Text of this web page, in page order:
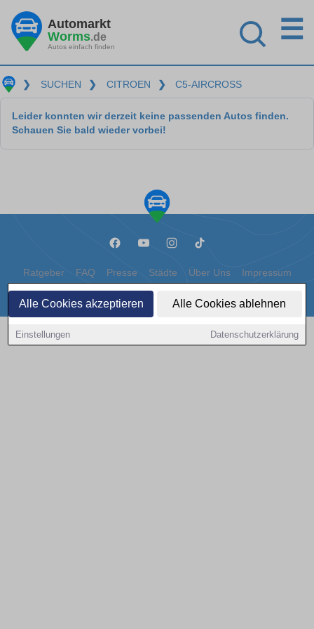
Alle Cookies akzeptieren Alle Cookies ablehnen
Einstellungen Datenschutzerklärung
Automarkt
Worms.de
Autos einfach finden
☰
❯ SUCHEN ❯ CITROEN ❯ C5-AIRCROSS
Leider konnten wir derzeit keine passenden Autos finden.
Schauen Sie bald wieder vorbei!
Ratgeber FAQ Presse Städte Über Uns Impressum
Datenschutz Cookies
Copyright © 2000 - 2026 | 1A Infosysteme GmbH | Content by: 1a-sites-autos